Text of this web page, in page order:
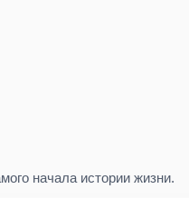
начала истории жизни.